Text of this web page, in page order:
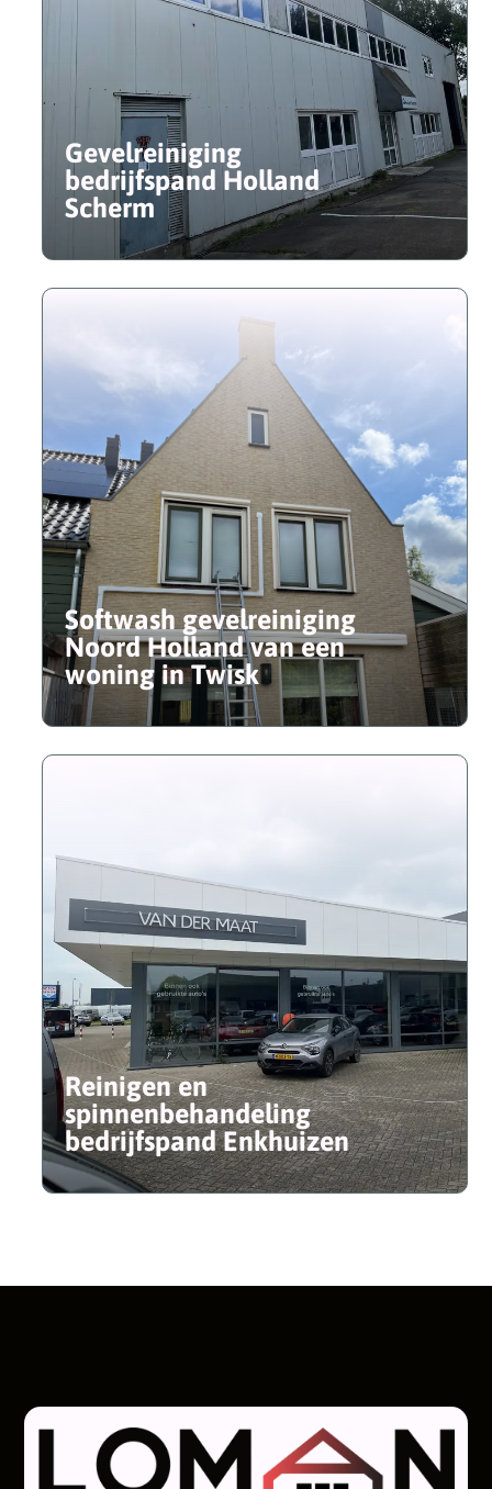
Gevelreiniging
bedrijfspand Holland
Scherm
Softwash gevelreiniging
Noord Holland van een
woning in Twisk
Reinigen en
spinnenbehandeling
bedrijfspand Enkhuizen